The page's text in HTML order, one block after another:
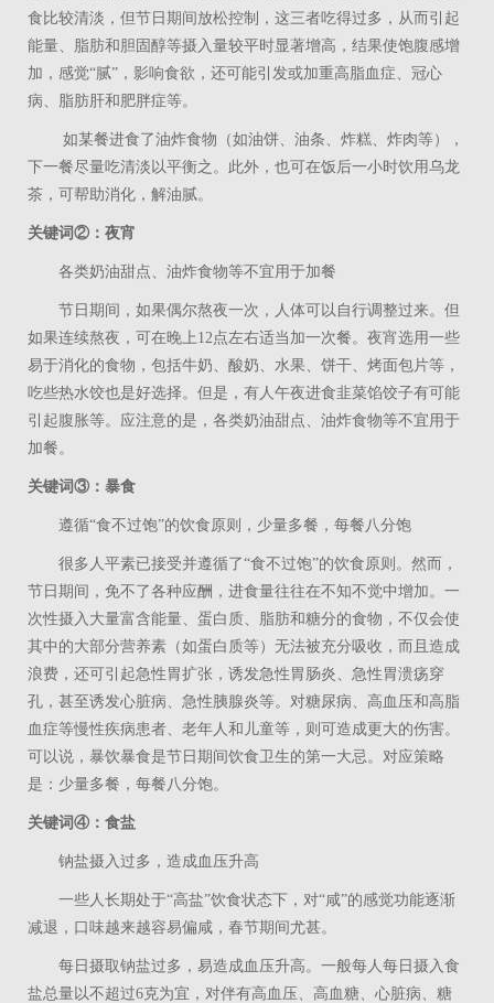
食比较清淡，但节日期间放松控制，这三者吃得过多，从而引起
能量、脂肪和胆固醇等摄入量较平时显著增高，结果使饱腹感增
加，感觉“腻”，影响食欲，还可能引发或加重高脂血症、冠心
病、脂肪肝和肥胖症等。
如某餐进食了油炸食物（如油饼、油条、炸糕、炸肉等），
下一餐尽量吃清淡以平衡之。此外，也可在饭后一小时饮用乌龙
茶，可帮助消化，解油腻。
关键词②：夜宵
各类奶油甜点、油炸食物等不宜用于加餐
节日期间，如果偶尔熬夜一次，人体可以自行调整过来。但
如果连续熬夜，可在晚上 12 点左右适当加一次餐。夜宵选用一些
易于消化的食物，包括牛奶、酸奶、水果、饼干、烤面包片等，
吃些热水饺也是好选择。但是，有人午夜进食韭菜馅饺子有可能
引起腹胀等。应注意的是，各类奶油甜点、油炸食物等不宜用于
加餐。
关键词③：暴食
遵循“食不过饱”的饮食原则，少量多餐，每餐八分饱
很多人平素已接受并遵循了“食不过饱”的饮食原则。然而，
节日期间，免不了各种应酬，进食量往往在不知不觉中增加。一
次性摄入大量富含能量、蛋白质、脂肪和糖分的食物，不仅会使
其中的大部分营养素（如蛋白质等）无法被充分吸收，而且造成
浪费，还可引起急性胃扩张，诱发急性胃肠炎、急性胃溃疡穿
孔，甚至诱发心脏病、急性胰腺炎等。对糖尿病、高血压和高脂
血症等慢性疾病患者、老年人和儿童等，则可造成更大的伤害。
可以说，暴饮暴食是节日期间饮食卫生的第一大忌。对应策略
是：少量多餐，每餐八分饱。
关键词④：食盐
钠盐摄入过多，造成血压升高
一些人长期处于“高盐”饮食状态下，对“咸”的感觉功能逐渐
减退，口味越来越容易偏咸，春节期间尤甚。
每日摄取钠盐过多，易造成血压升高。一般每人每日摄入食
盐总量以不超过6克为宜，对伴有高血压、高血糖、心脏病、糖